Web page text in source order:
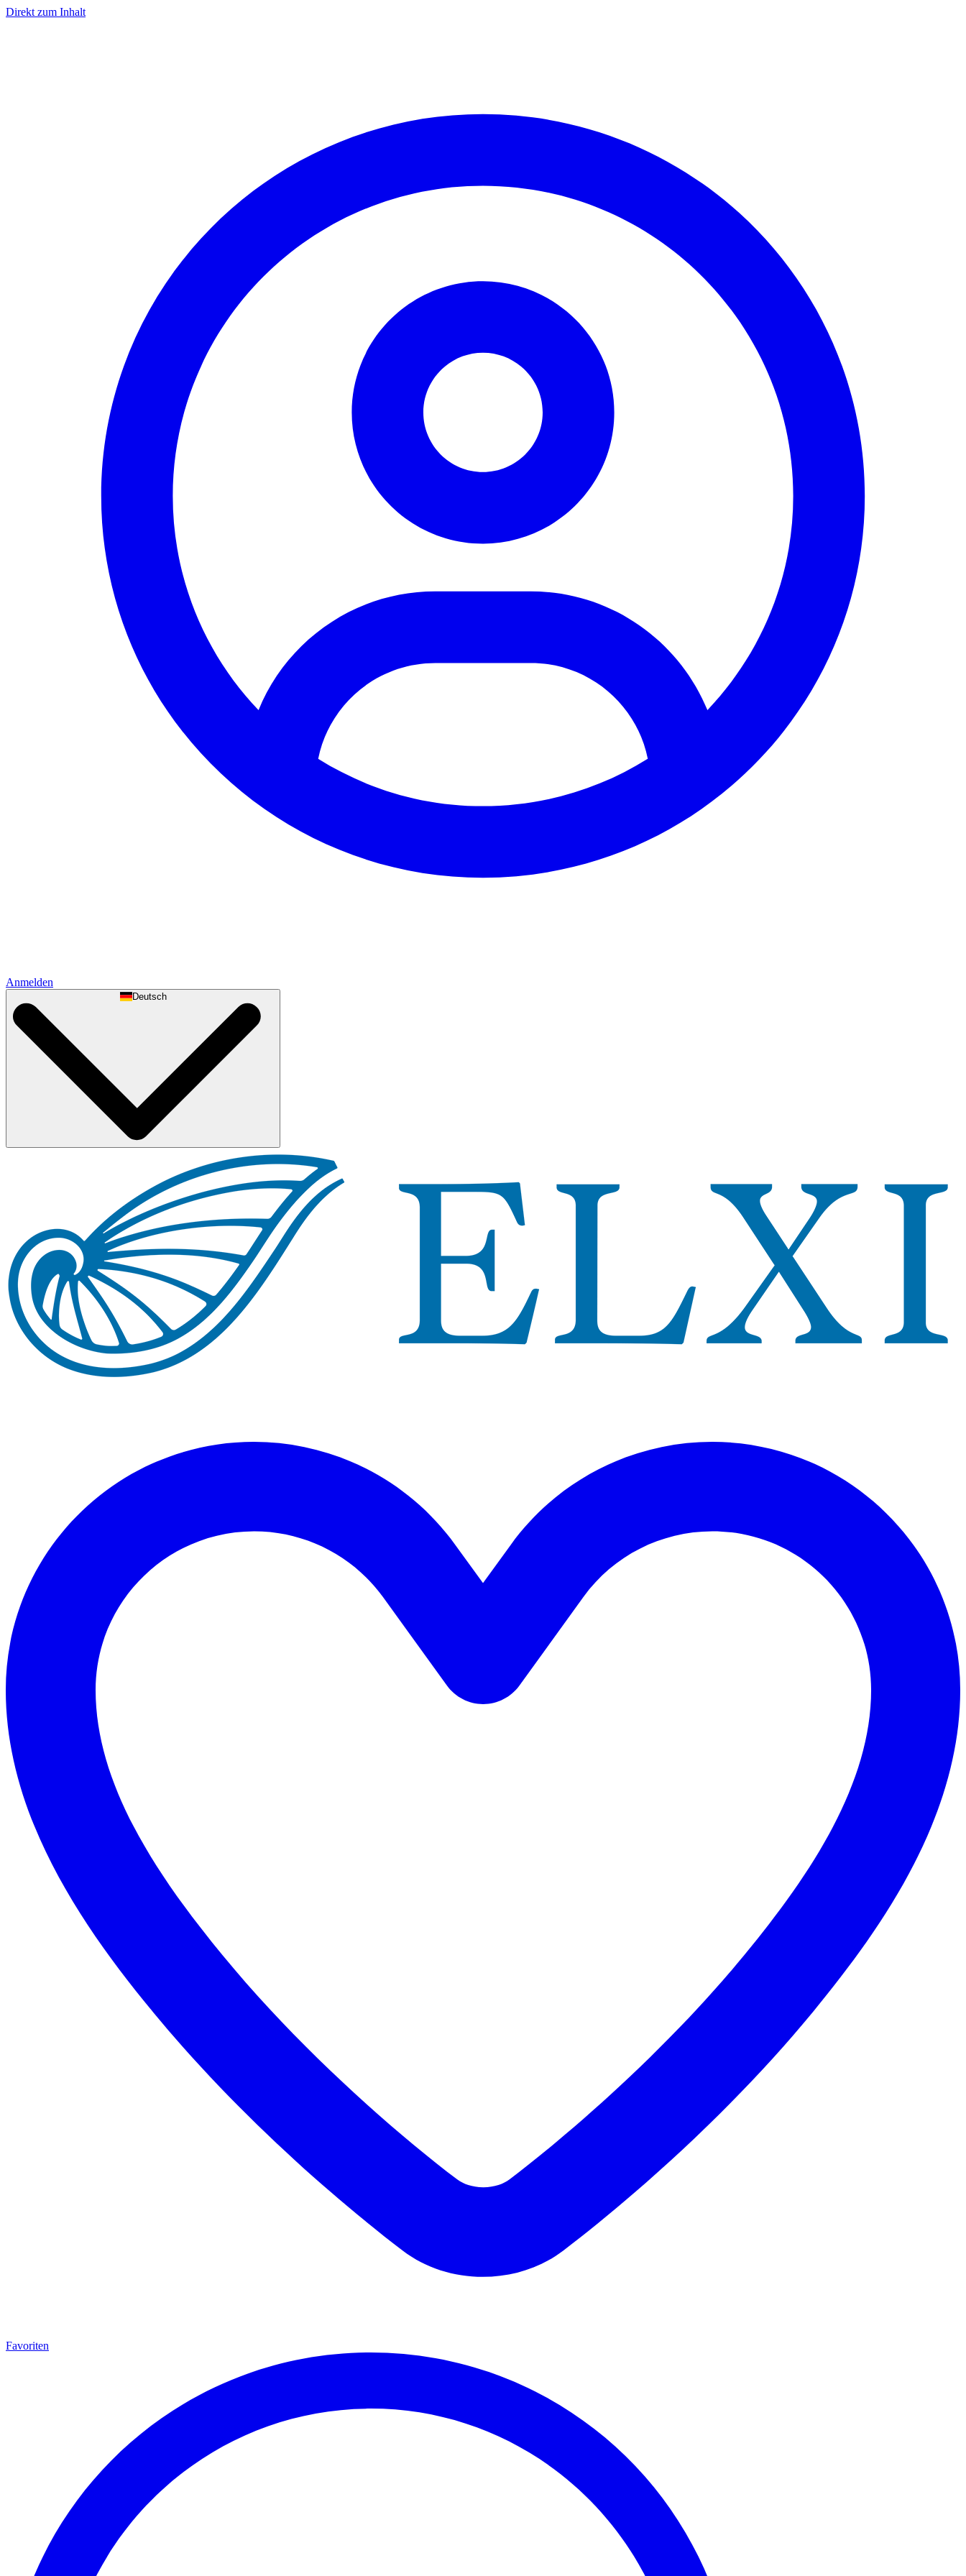
Direkt zum Inhalt
Anmelden
Deutsch
Favoriten